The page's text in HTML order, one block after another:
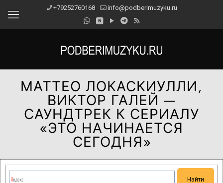
+79252760168 info@podberimuzyku.ru
МАТТЕО ЛОКАСКИУЛЛИ,
ВИКТОР ГАЛЕЙ —
САУНДТРЕК К СЕРИАЛУ
«ЭТО НАЧИНАЕТСЯ
СЕГОДНЯ»